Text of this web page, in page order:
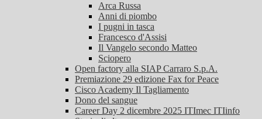
Arca Russa
Anni di piombo
I pugni in tasca
Francesco d'Assisi
Il Vangelo secondo Matteo
Sciopero
Open factory alla SIAP Carraro S.p.A.
Premiazione 29 edizione Fax for Peace
Cisco Academy Il Tagliamento
Dono del sangue
Career Day 2 dicembre 2025 ITImec ITIinfo